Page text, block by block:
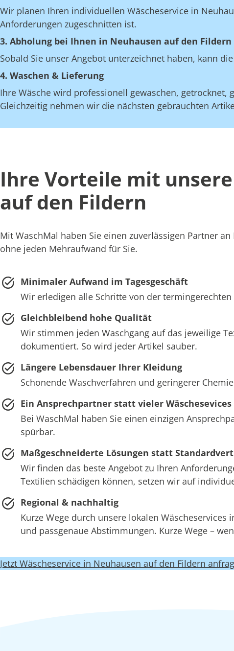
Wir planen Ihren individuellen Wäscheservice in
Anforderungen zugeschnitten ist.
3. Abholung bei Ihnen in Neuhausen auf den Fildern
Sobald Sie unser Angebot unterzeichnet haben, kann
4. Waschen & Lieferung
Ihre Wäsche wird professionell gewaschen,
Gleichzeitig nehmen wir die nächsten gebrauchten
Ihre Vorteile mit
auf den Fildern
Mit WaschMal haben Sie einen zuverlässigen Partner
ohne jeden Mehraufwand für Sie.
Minimaler Aufwand im Tagesgeschäft
Wir erledigen alle Schritte von der
Gleichbleibend hohe Qualität
Wir stimmen jeden Waschgang auf das jeweilige
dokumentiert. So wird jeder Artikel sauber.
Längere Lebensdauer Ihrer Kleidung
Schonende Waschverfahren und geringerer
Ein Ansprechpartner statt vieler Wäschesevices
Bei WaschMal haben Sie einen einzigen
spürbar.
Maßgeschneiderte Lösungen statt
Wir finden das beste Angebot zu Ihren
Textilien schädigen können, setzen wir auf
Regional & nachhaltig
Kurze Wege durch unsere lokalen
und passgenaue Abstimmungen. Kurze Wege –
Jetzt Wäscheservice in Neuhausen auf den Fildern